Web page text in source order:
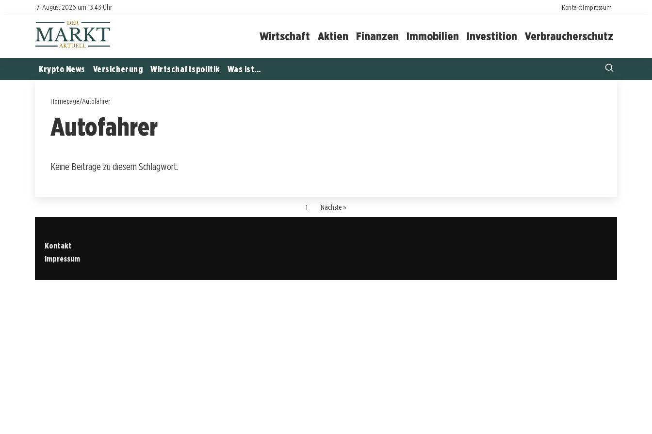
7. August 2026 um 13:43 Uhr KontaktImpressum
Wirtschaft Aktien Finanzen Immobilien Investition Verbraucherschutz
Krypto News Versicherung Wirtschaftspolitik Was ist...
Homepage/Autofahrer
Autofahrer
Keine Beiträge zu diesem Schlagwort.
1 Nächste »
Kontakt
Impressum